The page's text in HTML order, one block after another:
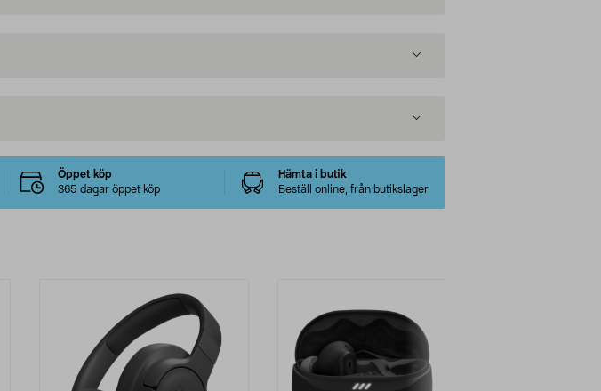
Öppet köp
365 dagar öppet köp
Hämta i butik
Beställ online, från butikslager